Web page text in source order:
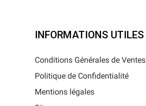
INFORMATIONS UTILES
Conditions Générales de Ventes
Politique de Confidentialité
Mentions légales